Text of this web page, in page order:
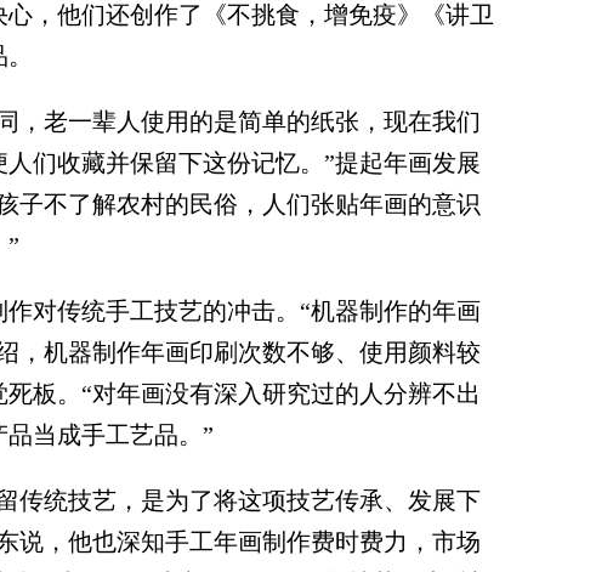
，他们还创作了《不挑食，增免疫》《讲卫
老一辈人使用的是简单的纸张，现在我们
们收藏并保留下这份记忆。”提起年画发展
子不了解农村的民俗，人们张贴年画的意识
”
传统手工技艺的冲击。“机器制作的年画
，机器制作年画印刷次数不够、使用颜料较
板。“对年画没有深入研究过的人分辨不出
当成手工艺品。”
统技艺，是为了将这项技艺传承、发展下
说，他也深知手工年画制作费时费力，市场